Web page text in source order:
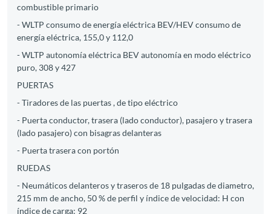
combustible primario
- WLTP consumo de energía eléctrica BEV/HEV consumo de
energía eléctrica, 155,0 y 112,0
- WLTP autonomía eléctrica BEV autonomía en modo eléctrico
puro, 308 y 427
PUERTAS
- Tiradores de las puertas , de tipo eléctrico
- Puerta conductor, trasera (lado conductor), pasajero y trasera
(lado pasajero) con bisagras delanteras
- Puerta trasera con portón
RUEDAS
- Neumáticos delanteros y traseros de 18 pulgadas de diametro,
215 mm de ancho, 50 % de perfil y índice de velocidad: H con
índice de carga: 92